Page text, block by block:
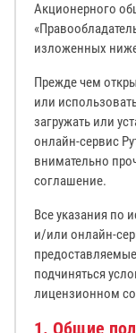
Акционерного
изложенных
Прежде чем
или
загружать или
онлайн-сервис
внимательно
соглашение.
Все указания по
и/или онлайн-
подчиняться
лицензионном
1. Общие